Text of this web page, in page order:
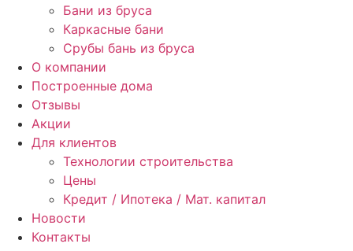
Бани из бруса
Каркасные бани
Срубы бань из бруса
О компании
Построенные дома
Отзывы
Акции
Для клиентов
Технологии строительства
Цены
Кредит / Ипотека / Мат. капитал
Новости
Контакты